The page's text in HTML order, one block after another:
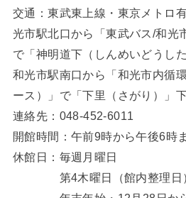
交通：東武東上線・東京メトロ
光市駅北口から「東武バス/和光
で「神明道下（しんめいどうし
和光市駅南口から「和光市内循
ース）」で「下里（さがり）」
連絡先：048-452-6011
開館時間：午前9時から午後6時
休館日：毎週月曜日
第4木曜日（館内整理日